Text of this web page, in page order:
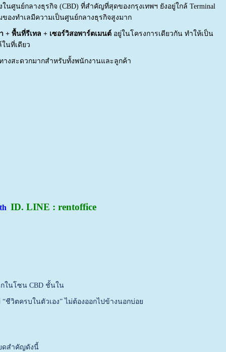
นศูนย์กลางธุรกิจ (CBD) ที่สำคัญที่สุดของกรุงเทพฯ ยังอยู่ใกล้ Terminal
องทำเลมีความเป็นศูนย์กลางธุรกิจสูงมาก
+ พื้นที่รีเทล + เซอร์วิสอพาร์ตเมนต์อยู่ในโครงการเดียวกัน ทำให้เป็น
นที่เดียว
างสะดวกมากสำหรับทั้งพนักงานและลูกค้า
ID. LINE : rentoffice
ในโซน CBD ชั้นใน
วิตครบในตัวเอง” ไม่ต้องออกไปข้างนอกบ่อย
ดสำคัญดังนี้